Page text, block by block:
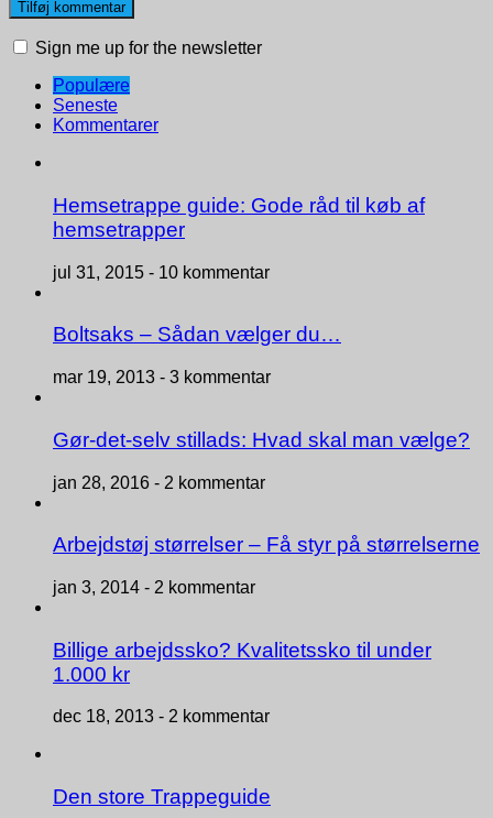
Sign me up for the newsletter
Populære
Seneste
Kommentarer
Hemsetrappe guide: Gode råd til køb af
hemsetrapper
jul 31, 2015 - 10 kommentar
Boltsaks – Sådan vælger du…
mar 19, 2013 - 3 kommentar
Gør-det-selv stillads: Hvad skal man vælge?
jan 28, 2016 - 2 kommentar
Arbejdstøj størrelser – Få styr på størrelserne
jan 3, 2014 - 2 kommentar
Billige arbejdssko? Kvalitetssko til under
1.000 kr
dec 18, 2013 - 2 kommentar
Den store Trappeguide